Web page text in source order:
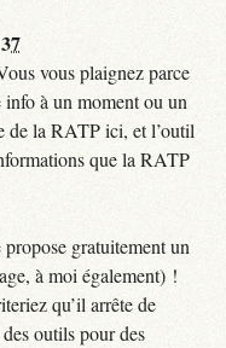
vous plaignez parce
info à un moment ou un
de la RATP ici, et l’outil
que la RATP
gratuitement un
à moi également) !
qu’il arrête de
outils pour des